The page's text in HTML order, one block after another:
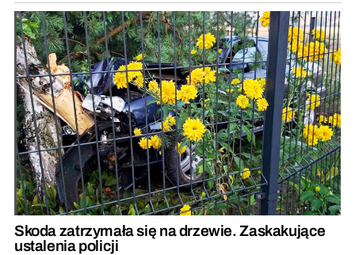
Skoda zatrzymała się na drzewie. Zaskakujące
ustalenia policji